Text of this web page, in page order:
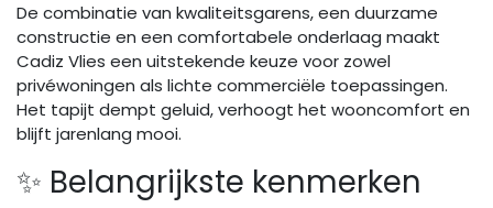
De combinatie van kwaliteitsgarens, een duurzame
constructie en een comfortabele onderlaag maakt
Cadiz Vlies een uitstekende keuze voor zowel
privéwoningen als lichte commerciële toepassingen.
Het tapijt dempt geluid, verhoogt het wooncomfort en
blijft jarenlang mooi.
✨ Belangrijkste kenmerken